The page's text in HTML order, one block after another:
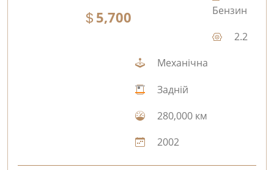
5,700
Бензин
2.2
Механічна
Задній
280,000 км
2002